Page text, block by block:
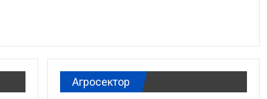
Агросектор